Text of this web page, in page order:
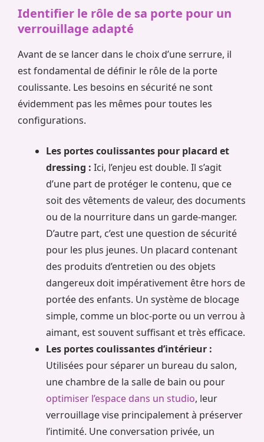
Identifier le rôle de sa porte pour un
verrouillage adapté
Avant de se lancer dans le choix d’une serrure, il
est fondamental de définir le rôle de la porte
coulissante. Les besoins en sécurité ne sont
évidemment pas les mêmes pour toutes les
configurations.
Les portes coulissantes pour placard et
dressing : Ici, l’enjeu est double. Il s’agit
d’une part de protéger le contenu, que ce
soit des vêtements de valeur, des documents
ou de la nourriture dans un garde-manger.
D’autre part, c’est une question de sécurité
pour les plus jeunes. Un placard contenant
des produits d’entretien ou des objets
dangereux doit impérativement être hors de
portée des enfants. Un système de blocage
simple, comme un bloc-porte ou un verrou à
aimant, est souvent suffisant et très efficace.
Les portes coulissantes d’intérieur :
Utilisées pour séparer un bureau du salon,
une chambre de la salle de bain ou pour
optimiser l’espace dans un studio, leur
verrouillage vise principalement à préserver
l’intimité. Une conversation privée, un